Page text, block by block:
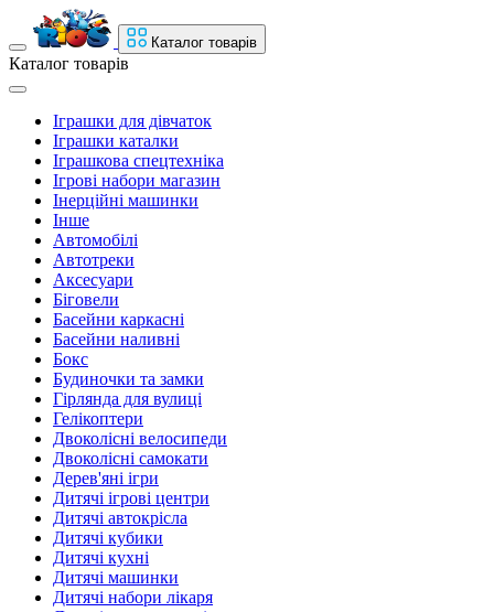
Каталог товарів
Каталог товарів
Іграшки для дівчаток
Іграшки каталки
Іграшкова спецтехніка
Ігрові набори магазин
Інерційні машинки
Інше
Автомобілі
Автотреки
Аксесуари
Біговели
Басейни каркасні
Басейни наливні
Бокс
Будиночки та замки
Гірлянда для вулиці
Гелікоптери
Двоколісні велосипеди
Двоколісні самокати
Дерев'яні ігри
Дитячі ігрові центри
Дитячі автокрісла
Дитячі кубики
Дитячі кухні
Дитячі машинки
Дитячі набори лікаря